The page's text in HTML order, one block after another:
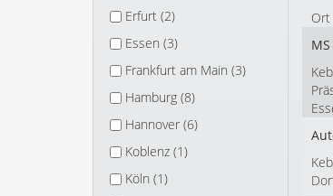
Erfurt (2)
Essen (3)
Frankfurt am Main (3)
Hamburg (8)
Hannover (6)
Koblenz (1)
Köln (1)
Ort